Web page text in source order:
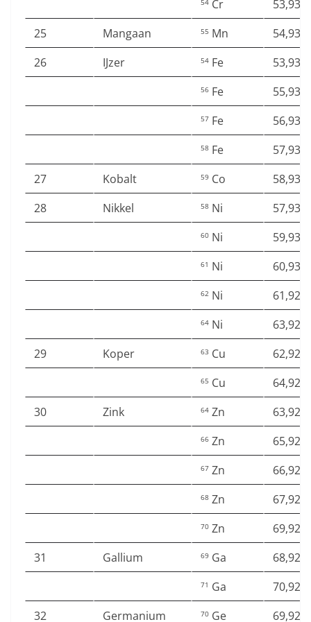
Cr
25
Mangaan 55 Mn
26
IJzer 54 Fe
56 Fe
57 Fe
58 Fe
27
Kobalt 59 Co
28
Nikkel 58 Ni
60 Ni
61 Ni
62 Ni
64 Ni
29
Koper 63 Cu
65 Cu
30
Zink 64 Zn
66 Zn
67 Zn
68 Zn
70 Zn
31
Gallium 69 Ga
71 Ga
32
Germanium 70 Ge